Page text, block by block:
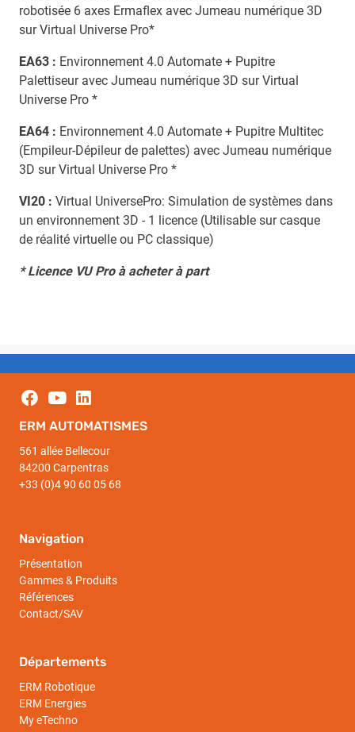
robotisée 6 axes Ermaflex avec Jumeau numérique 3D
sur Virtual Universe Pro*
EA63 : Environnement 4.0 Automate + Pupitre
Palettiseur avec Jumeau numérique 3D sur Virtual
Universe Pro *
EA64 : Environnement 4.0 Automate + Pupitre Multitec
(Empileur-Dépileur de palettes) avec Jumeau numérique
3D sur Virtual Universe Pro *
VI20 : Virtual UniversePro: Simulation de systèmes dans
un environnement 3D - 1 licence (Utilisable sur casque
de réalité virtuelle ou PC classique)
* Licence VU Pro à acheter à part
ERM AUTOMATISMES
561 allée Bellecour
84200 Carpentras
+33 (0)4 90 60 05 68
Navigation
Présentation
Gammes & Produits
Références
Contact/SAV
Départements
ERM Robotique
ERM Energies
My eTechno